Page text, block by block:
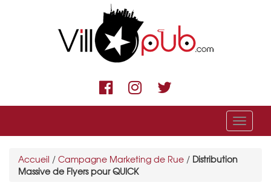
Menu
Accueil / Campagne Marketing de Rue / Distribution
Massive de Flyers pour QUICK